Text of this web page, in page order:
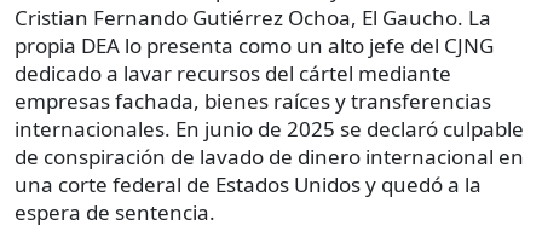
Cristian Fernando Gutiérrez Ochoa, El Gaucho. La
propia DEA lo presenta como un alto jefe del CJNG
dedicado a lavar recursos del cártel mediante
empresas fachada, bienes raíces y transferencias
internacionales. En junio de 2025 se declaró culpable
de conspiración de lavado de dinero internacional en
una corte federal de Estados Unidos y quedó a la
espera de sentencia.